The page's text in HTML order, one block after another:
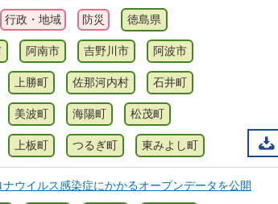
行政・地域 防災 徳島県
阿南市 吉野川市 阿波市
上勝町 佐那河内村 石井町
美波町 海陽町 松茂町
上板町 つるぎ町 東みよし町
ナウイルス感染症にかかるオープンデータを公開